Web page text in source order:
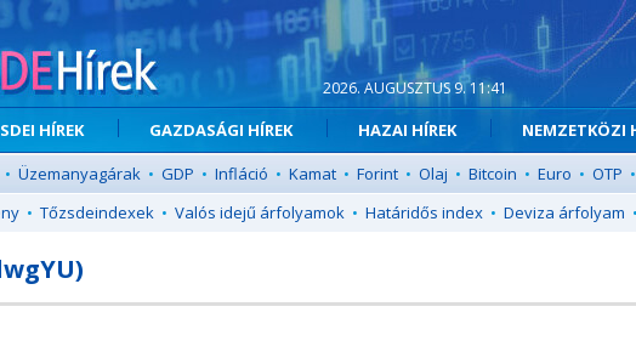
2026. AUGUSZTUS 9. 11:41
HÍREK GAZDASÁGI HÍREK HAZAI HÍREK NEMZETKÖZI
• Üzemanyagárak • GDP • Infláció • Kamat • Forint • Olaj • Bitcoin • Euro • OTP •
• Tőzsdeindexek • Valós idejű árfolyamok • Határidős index • Deviza árfolyam •